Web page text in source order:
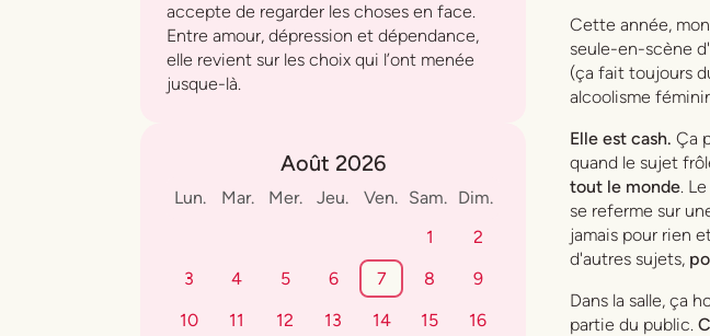
accepte de regarder les choses en face.
Entre amour, dépression et dépendance,
elle revient sur les choix qui l’ont menée
jusque-là.
Août 2026
Lun. Mar. Mer. Jeu. Ven. Sam. Dim.
1
2
3
4 5 6 7 8
9
10
11 12 13 14 15
16
Cette année,
seule-en-scène
(ça fait toujours
alcoolisme
Elle est cash. Ça
quand le sujet
tout le monde.
se referme sur
jamais pour rien
d'autres sujets,
Dans la salle, ça
partie du public.